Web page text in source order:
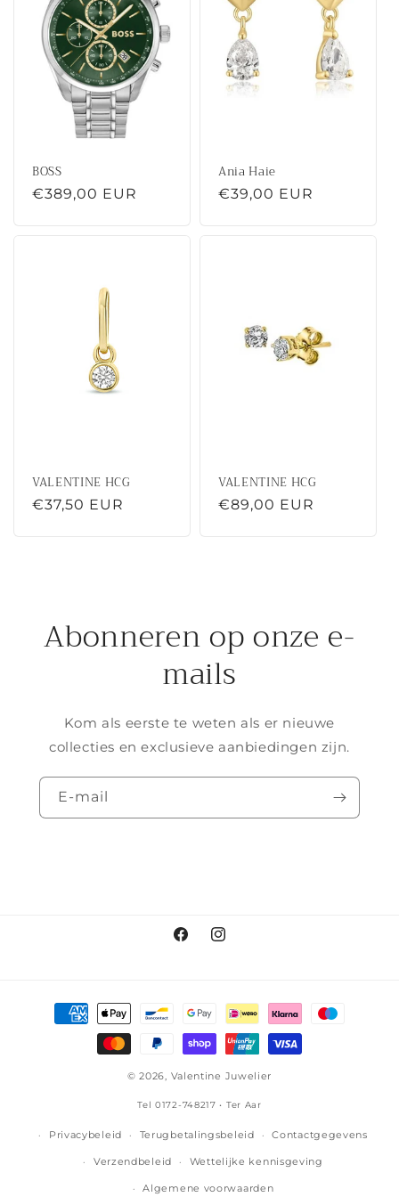
BOSS
Normale
€389,00 EUR
Ania Haie
Normale
€39,00 EUR
VALENTINE HCG
Normale
€37,50 EUR
VALENTINE HCG
Normale
€89,00 EUR
Abonneren op onze e-
mails
Kom als eerste te weten als er nieuwe
collecties en exclusieve aanbiedingen zijn.
E‑mail
FacebookInstagram
Betaalmethoden
© 2026, Valentine Juwelier
Tel 0172-748217 • Ter Aar
Privacybeleid Terugbetalingsbeleid Contactgegevens
Verzendbeleid Wettelijke kennisgeving
Algemene voorwaarden